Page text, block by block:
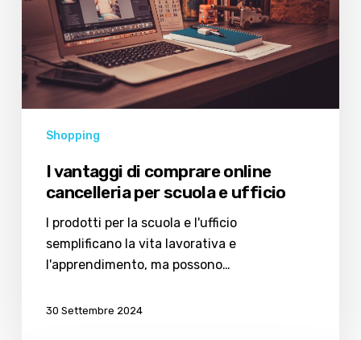
cancelleria
scuola
e
ufficio
Shopping
I vantaggi di comprare online
cancelleria per scuola e ufficio
I prodotti per la scuola e l'ufficio
semplificano la vita lavorativa e
l'apprendimento, ma possono…
30 Settembre 2024